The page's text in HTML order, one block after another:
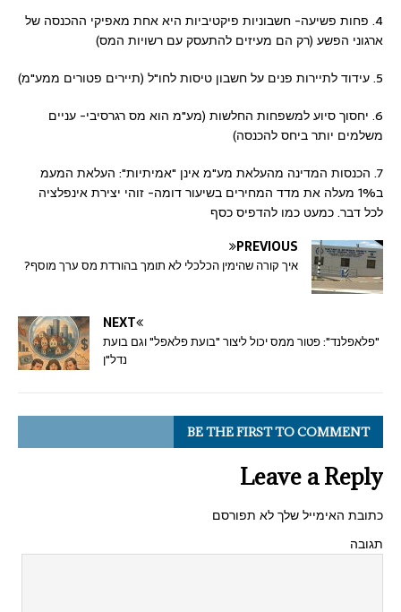
4. פחות פשיעה- חשבוניות פיקטיביות היא אחת מאפיקי ההכנסה של
ארגוני הפשע (רק הם מעיזים להתעסק עם רשויות המס)
5. עידוד לתיירות פנים על חשבון טיסות לחו"ל (תיירים פטורים ממע"מ)
6. יחסוך סיוע למשפחות החלשות (מע"מ הוא מס רגרסיבי- עניים
משלמים יותר ביחס להכנסה)
7. הכנסות המדינה מהעלאת מע"מ אינן "אמיתיות": העלאת המעמ
ב1% מעלה את מדד המחירים בשיעור דומה- זוהי יצירת אינפלציה
לכל דבר. כמעט כמו להדפיס כסף
PREVIOUS
איך קורה שהימין הכלכלי לא תומך בהורדת מס ערך מוסף?
NEXT
"פלאפלנד": פטור ממס יכול ליצור "בועת פלאפל" וגם בועת
נדל"ן
BE THE FIRST TO COMMENT
Leave a Reply
כתובת האימייל שלך לא תפורסם
תגובה